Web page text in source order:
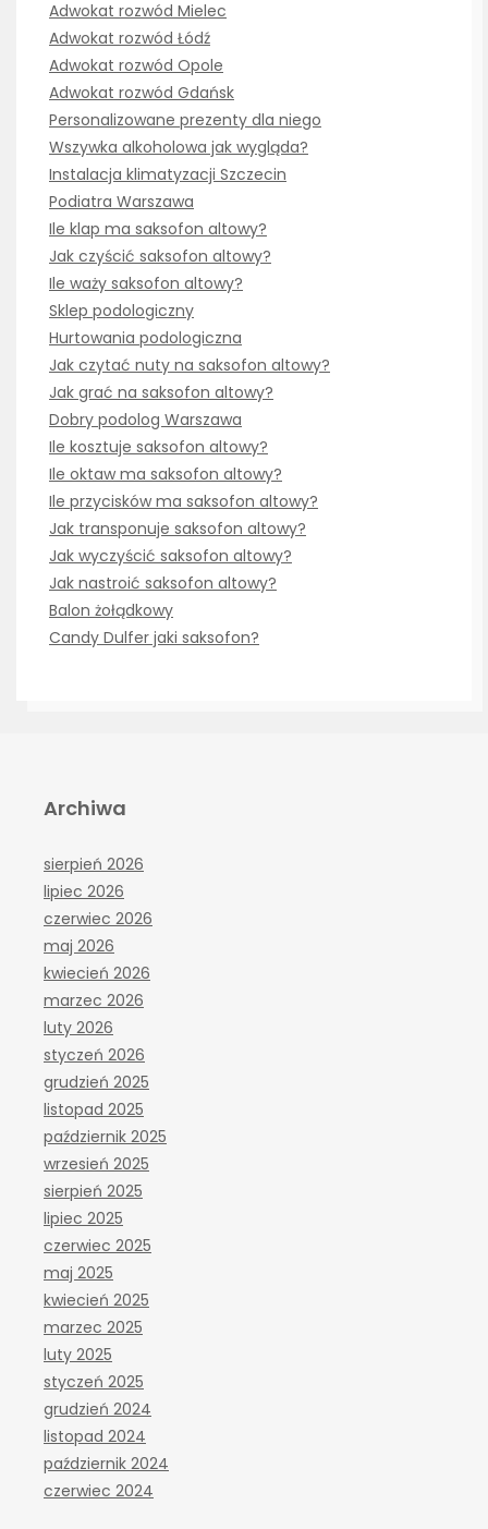
Adwokat rozwód Mielec
Adwokat rozwód Łódź
Adwokat rozwód Opole
Adwokat rozwód Gdańsk
Personalizowane prezenty dla niego
Wszywka alkoholowa jak wygląda?
Instalacja klimatyzacji Szczecin
Podiatra Warszawa
Ile klap ma saksofon altowy?
Jak czyścić saksofon altowy?
Ile waży saksofon altowy?
Sklep podologiczny
Hurtowania podologiczna
Jak czytać nuty na saksofon altowy?
Jak grać na saksofon altowy?
Dobry podolog Warszawa
Ile kosztuje saksofon altowy?
Ile oktaw ma saksofon altowy?
Ile przycisków ma saksofon altowy?
Jak transponuje saksofon altowy?
Jak wyczyścić saksofon altowy?
Jak nastroić saksofon altowy?
Balon żołądkowy
Candy Dulfer jaki saksofon?
Archiwa
sierpień 2026
lipiec 2026
czerwiec 2026
maj 2026
kwiecień 2026
marzec 2026
luty 2026
styczeń 2026
grudzień 2025
listopad 2025
październik 2025
wrzesień 2025
sierpień 2025
lipiec 2025
czerwiec 2025
maj 2025
kwiecień 2025
marzec 2025
luty 2025
styczeń 2025
grudzień 2024
listopad 2024
październik 2024
czerwiec 2024